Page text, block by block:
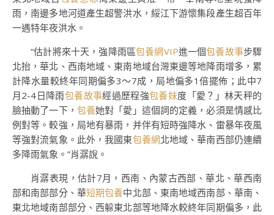
雨，南邊多地河道產生超警洪水，綏江下游懷集段產生超百年
一遇特年夜洪水。
“估計將來十天，強降雨區包養網VIP進一個包養故事步驟
北抬，華北、西南地域、東南地域台灣東邊等地降雨增多，累
計降水量較終年同期偏多3～7成，局地偏多1倍擺佈；此中7
月2-4日降雨包養故事經過歷程強包養妹度「愛？」林天秤的
臉抽動了一下， 包養她對「愛」這個詞的定義，必須是情感比
例對等。較強，局地有暴雨，并伴有短時強降水、雷暴年夜風
等強對流氣象。此外，我國東包養網北地域、華南西部仍連續
多降雨氣象。”肖潺說。
肖潺表現，估計7月，西南、內蒙古西部、華北、華西南
部和南部部分、華短期包養中北部、東南地域西南部、華南、
東北地域南部部分、西躲東北部等地降水較終年同期偏多，此